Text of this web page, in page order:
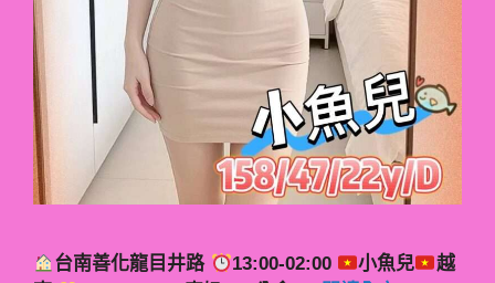
台南善化龍目井路 13:00-02:00 小魚兒
越